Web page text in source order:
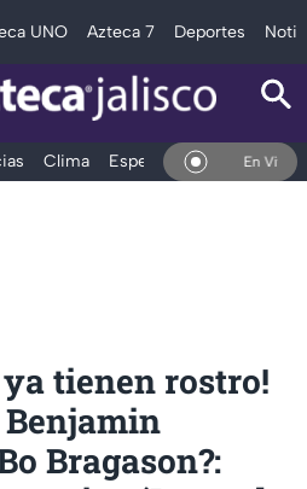
UNO Azteca 7 Deportes
Clima Espectáculos Deportes
En Vivo
tienen rostro!
Benjamin
Bragason?: